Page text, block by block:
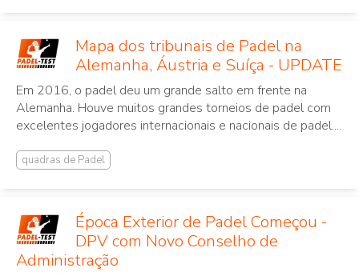
Mapa dos tribunais de Padel na
Alemanha, Áustria e Suíça - UPDATE
Em 2016, o padel deu um grande salto em frente na
Alemanha. Houve muitos grandes torneios de padel com
excelentes jogadores internacionais e nacionais de padel....
quadras de Padel
Época Exterior de Padel Começou -
DPV com Novo Conselho de
Administração